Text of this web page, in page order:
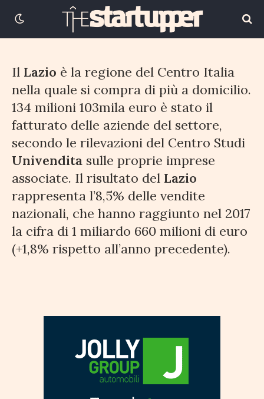
26 GIUGNO 2018 2 MINUTI DI LETTURA
Il Lazio è la regione del Centro Italia
nella quale si compra di più a domicilio.
134 milioni 103mila euro è stato il
fatturato delle aziende del settore,
secondo le rilevazioni del Centro Studi
Univendita sulle proprie imprese
associate. Il risultato del Lazio
rappresenta l’8,5% delle vendite
nazionali, che hanno raggiunto nel 2017
la cifra di 1 miliardo 660 milioni di euro
(+1,8% rispetto all’anno precedente).